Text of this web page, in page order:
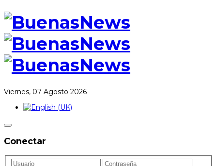
Viernes, 07 Agosto 2026
Conectar